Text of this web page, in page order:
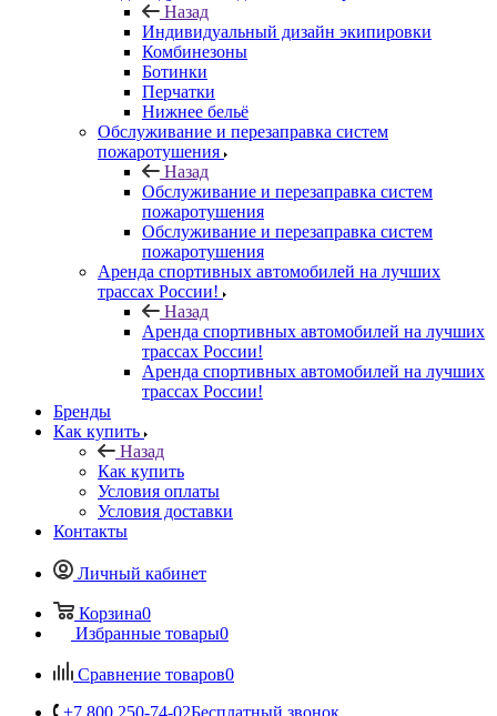
Назад
Индивидуальный дизайн экипировки
Комбинезоны
Ботинки
Перчатки
Нижнее бельё
Обслуживание и перезаправка систем
пожаротушения
Назад
Обслуживание и перезаправка систем
пожаротушения
Обслуживание и перезаправка систем
пожаротушения
Аренда спортивных автомобилей на лучших
трассах России!
Назад
Аренда спортивных автомобилей на лучших
трассах России!
Аренда спортивных автомобилей на лучших
трассах России!
Бренды
Как купить
Назад
Как купить
Условия оплаты
Условия доставки
Контакты
Личный кабинет
Корзина0
Избранные товары0
Сравнение товаров0
+7 800 250-74-02Бесплатный звонок